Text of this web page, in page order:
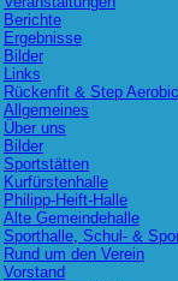
Berichte
Ergebnisse
Bilder
Links
Rückenfit & Step Aerobic
Allgemeines
Über uns
Bilder
Sportstätten
Kurfürstenhalle
Philipp-Heift-Halle
Alte Gemeindehalle
Sporthalle, Schul- &
Rund um den Verein
Vorstand